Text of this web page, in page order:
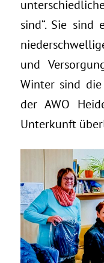
sind“. Sie
und
Winter sind
der AWO
Unterkunft